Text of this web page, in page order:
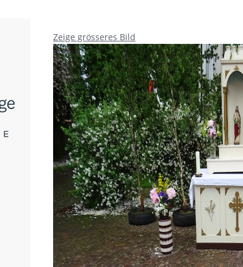
Zeige grösseres Bild